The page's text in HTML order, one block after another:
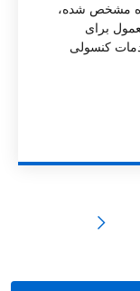
مشخص شده،
برای
کنسولی